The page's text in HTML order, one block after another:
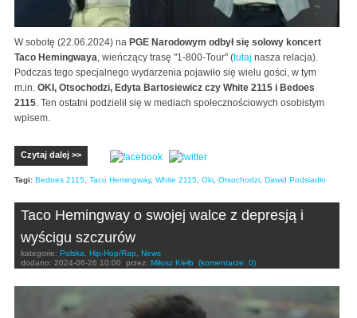
W sobotę (22.06.2024) na PGE Narodowym odbył się solowy koncert
Taco Hemingwaya, wieńczący trasę "1-800-Tour" (tutaj nasza relacja).
Podczas tego specjalnego wydarzenia pojawiło się wielu gości, w tym
m.in. OKI, Otsochodzi, Edyta Bartosiewicz czy White 2115 i Bedoes
2115. Ten ostatni podzielił się w mediach społecznościowych osobistym
wpisem.
Czytaj dalej >>
Tagi: Bedoes 2115, Taco Hemingway, White 2115, Oki, Otsochodzi, Dawid Podsiadło
Taco Hemingway o swojej walce z depresją i
wyścigu szczurów
kategorie: Polska, Hip-Hop/Rap, News
dodano: 2024-06-26 10:00 przez: Miłosz Kiełb (komentarze: 0)